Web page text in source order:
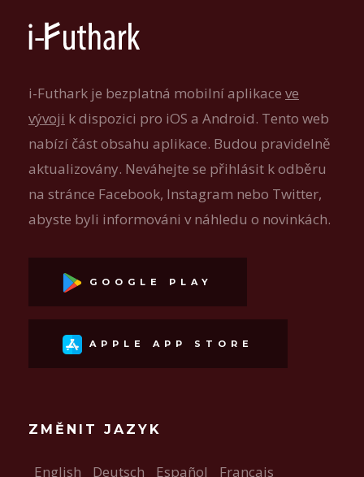
i-Futhark je bezplatná mobilní aplikace ve
vývoji k dispozici pro iOS a Android. Tento web
nabízí část obsahu aplikace. Budou pravidelně
aktualizovány. Neváhejte se přihlásit k odběru
na stránce Facebook, Instagram nebo Twitter,
abyste byli informováni v náhledu o novinkách.
GOOGLE PLAY
APPLE APP STORE
ZMĚNIT JAZYK
English Deutsch Español
Français